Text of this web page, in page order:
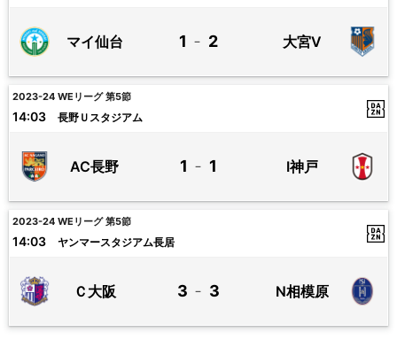
マイ仙台 1 － 2 大宮V
2023-24 WEリーグ 第5節
14:03 長野Ｕスタジアム
AC長野 1 － 1 I神戸
2023-24 WEリーグ 第5節
14:03 ヤンマースタジアム長居
Ｃ大阪 3 － 3 N相模原